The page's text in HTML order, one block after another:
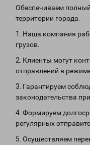
Обеспечиваем полный
территории города.
1. Наша компания
грузов.
2. Клиенты могут
отправлений в
3. Гарантируем
законодательства
4. Формируем
регулярных
5. Осуществляем